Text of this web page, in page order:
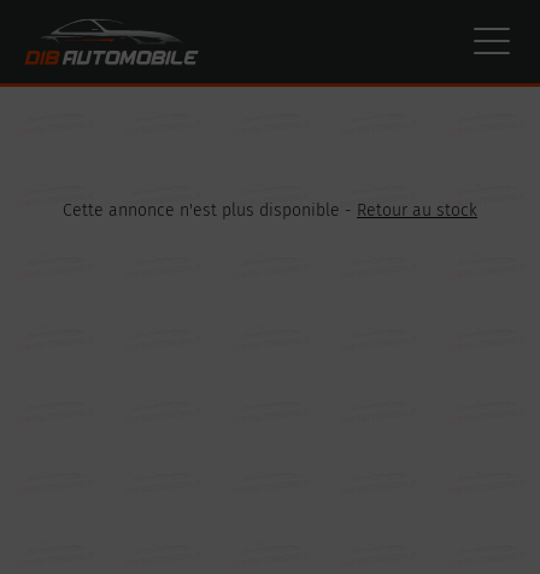
Cette annonce n'est plus disponible - Retour au stock